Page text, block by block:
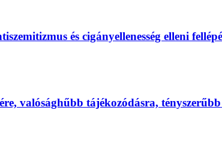
és cigányellenesség elleni
valósághűbb tájékozódásra,